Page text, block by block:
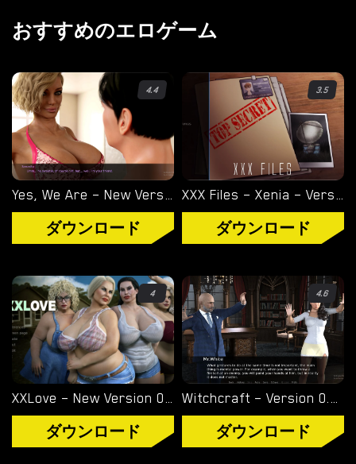
オーバーウォッチ
バイオハザード
ビジュアルノベル
おすすめのエロゲーム
4.4
Yes, We Are – New Version 4 [TeamOfOne]
ダウンロード
3.5
XXX Files – Xenia – Version 1.0 (Full Game) [FutaDomWorld]
ダウンロード
4
XXLove – New Version 0.8 [CHAIXAS-GAMES]
ダウンロード
4.6
Witchcraft – Version 0.9.8p – Added Android Port [Red Silhouette]
ダウンロード